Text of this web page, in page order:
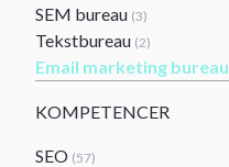
SEM bureau (3)
Tekstbureau (2)
Email marketing bureau
KOMPETENCER
SEO (57)